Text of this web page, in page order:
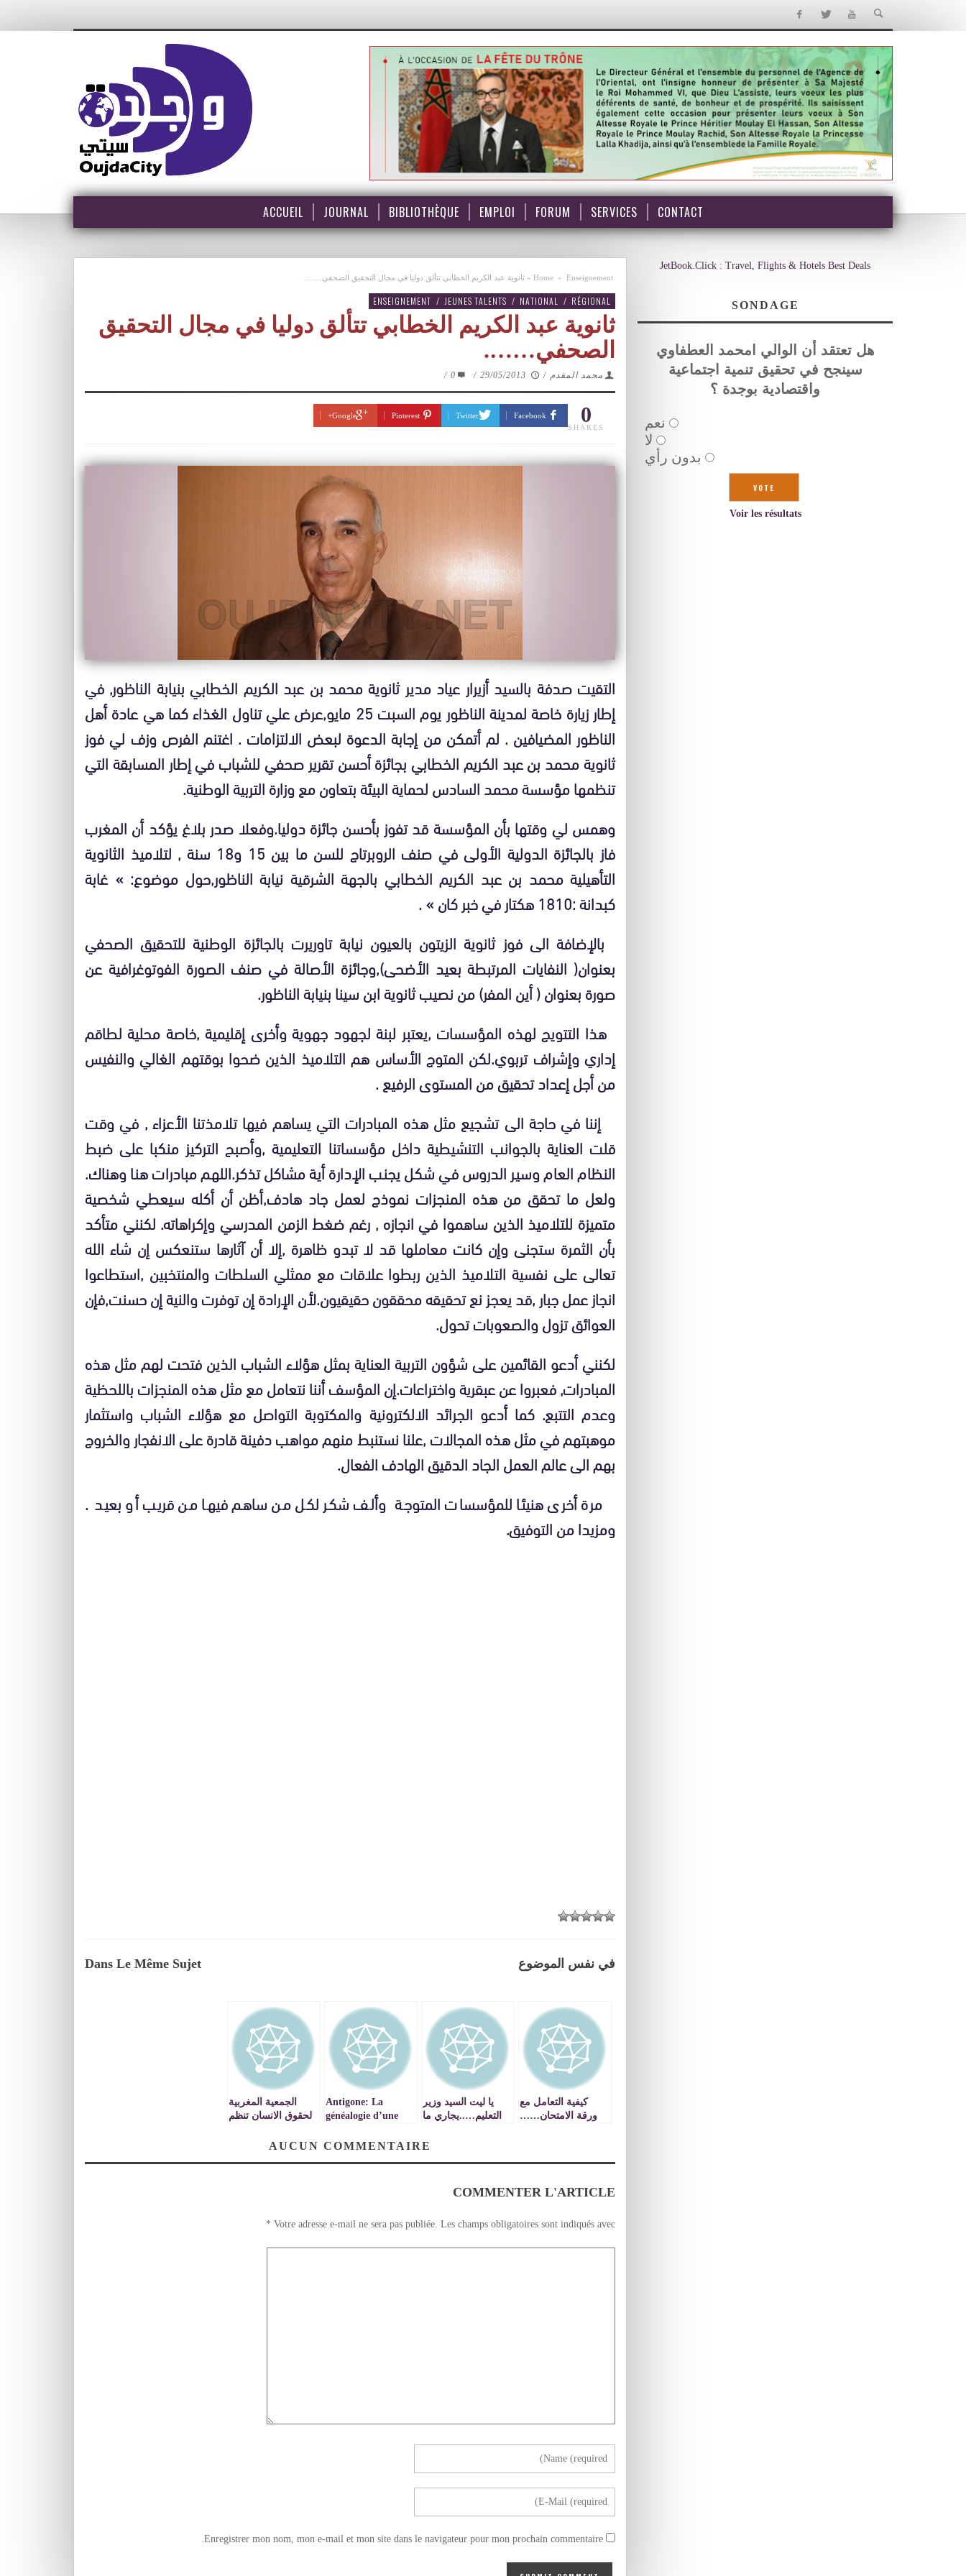
ACCUEIL JOURNAL BIBLIOTHÈQUE EMPLOI FORUM SERVICES CONTACT
Home » Enseignement
» ثانوية عبد الكريم الخطابي تتألق دوليا في مجال التحقيق الصحفي…….
ENSEIGNEMENT / JEUNES TALENTS / NATIONAL / RÉGIONAL
ثانوية عبد الكريم الخطابي تتألق دوليا في مجال التحقيق
الصحفي…….
محمد المقدم /
29/05/2013
/
0
/
0
SHARES
Facebook
Twitter
Pinterest
Google+
التقيت صدفة بالسيد أزيرار عياد مدير ثانوية محمد بن عبد الكريم الخطابي بنيابة الناظور, في
إطار زيارة خاصة لمدينة الناظور يوم السبت 25 مايو,عرض علي تناول الغذاء كما هي عادة أهل
الناظور المضيافين . لم أتمكن من إجابة الدعوة لبعض الالتزامات . اغتنم الفرص وزف لي فوز
ثانوية محمد بن عبد الكريم الخطابي بجائزة أحسن تقرير صحفي للشباب في إطار المسابقة التي
تنظمها مؤسسة محمد السادس لحماية البيئة بتعاون مع وزارة التربية الوطنية.
وهمس لي وقتها بأن المؤسسة قد تفوز بأحسن جائزة دوليا.وفعلا صدر بلاغ يؤكد أن المغرب
فاز بالجائزة الدولية الأولى في صنف الروبرتاج للسن ما بين 15 و18 سنة , لتلاميذ الثانوية
التأهيلية محمد بن عبد الكريم الخطابي بالجهة الشرقية نيابة الناظور,حول موضوع: » غابة
كبدانة :1810 هكتار في خبر كان » .
بالإضافة الى فوز ثانوية الزيتون بالعيون نيابة تاوريرت بالجائزة الوطنية للتحقيق الصحفي
بعنوان( النفايات المرتبطة بعيد الأضحى),وجائزة الأصالة في صنف الصورة الفوتوغرافية عن
صورة بعنوان ( أين المفر) من نصيب ثانوية ابن سينا بنيابة الناظور.
هذا التتويج لهذه المؤسسات ,يعتبر لبنة لجهود جهوية وأخرى إقليمية ,خاصة محلية لطاقم
إداري وإشراف تربوي.لكن المتوج الأساس هم التلاميذ الذين ضحوا بوقتهم الغالي والنفيس
من أجل إعداد تحقيق من المستوى الرفيع .
إننا في حاجة الى تشجيع مثل هذه المبادرات التي يساهم فيها تلامذتنا الأعزاء , في وقت
قلت العناية بالجوانب التنشيطية داخل مؤسساتنا التعليمية ,وأصبح التركيز منكبا على ضبط
النظام العام وسير الدروس في شكل يجنب الإدارة أية مشاكل تذكر.اللهم مبادرات هنا وهناك.
ولعل ما تحقق من هذه المنجزات نموذج لعمل جاد هادف,أظن أن أكله سيعطي شخصية
متميزة للتلاميذ الذين ساهموا في انجازه , رغم ضغط الزمن المدرسي وإكراهاته. لكنني متأكد
بأن الثمرة ستجنى وإن كانت معاملها قد لا تبدو ظاهرة ,إلا أن آثارها ستنعكس إن شاء الله
تعالى على نفسية التلاميذ الذين ربطوا علاقات مع ممثلي السلطات والمنتخبين ,استطاعوا
انجاز عمل جبار ,قد يعجز نع تحقيقه محققون حقيقيون.لأن الإرادة إن توفرت والنية إن حسنت,فإن
العوائق تزول والصعوبات تحول.
لكنني أدعو القائمين على شؤون التربية العناية بمثل هؤلاء الشباب الذين فتحت لهم مثل هذه
المبادرات, فعبروا عن عبقرية واختراعات.إن المؤسف أننا نتعامل مع مثل هذه المنجزات باللحظية
وعدم التتبع. كما أدعو الجرائد الالكترونية والمكتوبة التواصل مع هؤلاء الشباب واستثمار
موهبتهم في مثل هذه المجالات ,علنا نستنبط منهم مواهب دفينة قادرة على الانفجار والخروج
بهم الى عالم العمل الجاد الدقيق الهادف الفعال.
مرة أخرى هنيئا للمؤسسات المتوجة وألف شكر لكل من ساهم فيها من قريب أو بعيد .
ومزيدا من التوفيق.
Dans Le Même Sujet في نفس الموضوع
كيفية التعامل مع
ورقة الامتحان……
يا ليت السيد وزير
التعليم…..يجاري ما
العدل….
Antigone: La
généalogie d’une
الجمعية المغربية
لحقوق الانسان تنظم
بروميثيوس » بوجدةAUCUN COMMENTAIRE
COMMENTER L'ARTICLE
Votre adresse e-mail ne sera pas publiée. Les champs obligatoires sont indiqués avec
*
Enregistrer mon nom, mon e-mail et mon site dans le navigateur pour mon prochain commentaire.
JetBook.Click : Travel, Flights & Hotels Best Deals
SONDAGE
هل تعتقد أن الوالي امحمد العطفاوي
سينجح في تحقيق تنمية اجتماعية
واقتصادية بوجدة ؟
نعم
لا
بدون رأي
Voir les résultats